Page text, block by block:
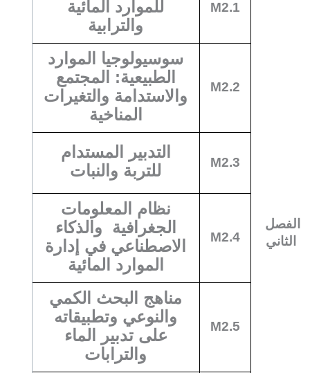
للموارد المائية
والترابية
M2.1
الفصل
الثاني
سوسيولوجيا الموارد
الطبيعية: المجتمع
والاستدامة والتغيرات
المناخية
M2.2
التدبير المستدام
للتربة والنبات
M2.3
نظام المعلومات
الجغرافية والذكاء
الاصطناعي في إدارة
الموارد المائية
M2.4
مناهج البحث الكمي
والنوعي وتطبيقاته
على تدبير الماء
والترابات
M2.5